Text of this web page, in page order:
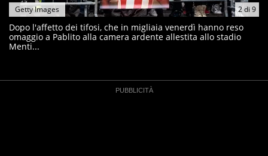
2di 9
Getty Images
Dopo l'affetto dei tifosi, che in migliaia venerdì hanno reso
omaggio a Pablito alla camera ardente allestita allo stadio
Menti...